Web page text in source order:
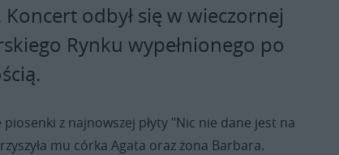
odbył się w wieczornej
Rynku wypełnionego po
piosenki z najnowszej płyty "Nic nie dane jest na
mu córka Agata oraz żona Barbara.